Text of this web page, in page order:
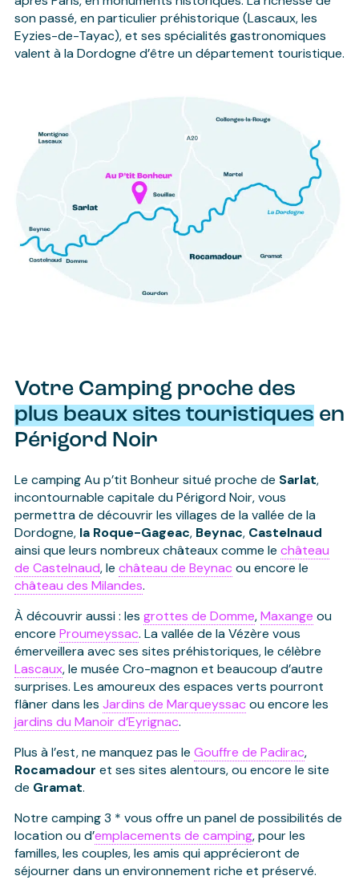
son passé, en particulier préhistorique (Lascaux, les
Eyzies-de-Tayac), et ses spécialités gastronomiques
valent à la Dordogne d’être un département touristique.
Votre Camping proche des
plus beaux sites touristiques en
Périgord Noir
Le camping Au p’tit Bonheur situé proche de Sarlat,
incontournable capitale du Périgord Noir, vous
permettra de découvrir les villages de la vallée de la
Dordogne, la Roque-Gageac, Beynac, Castelnaud
ainsi que leurs nombreux châteaux comme le château
de Castelnaud, le château de Beynacou encore le
château des Milandes.
À découvrir aussi : les grottes de Domme,Maxange ou
encore Proumeyssac. La vallée de la Vézère vous
émerveillera avec ses sites préhistoriques, le célèbre
Lascaux, le musée Cro-magnon et beaucoup d’autre
surprises. Les amoureux des espaces verts pourront
flâner dans les Jardins de Marqueyssacou encore les
jardins du Manoir d’Eyrignac.
Plus à l’est, ne manquez pas le Gouffre de Padirac,
Rocamadour et ses sites alentours, ou encore le site
de Gramat.
Notre camping 3 * vous offre un panel de possibilités de
location ou d’emplacements de camping, pour les
familles, les couples, les amis qui apprécieront de
séjourner dans un environnement riche et préservé.